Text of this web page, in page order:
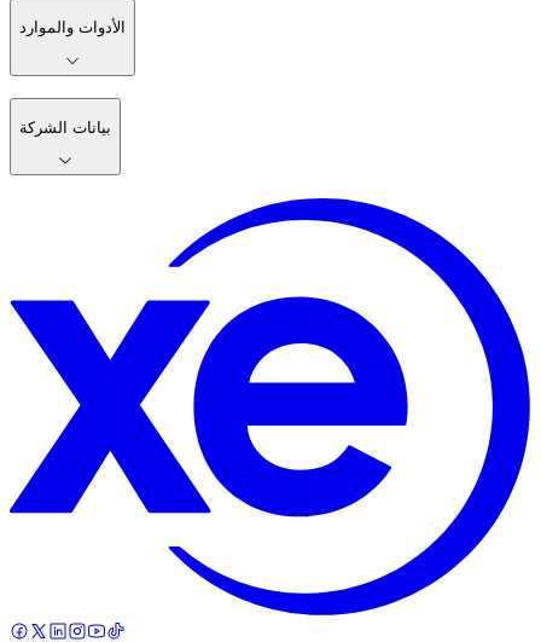
الأدوات والموارد
بيانات الشركة